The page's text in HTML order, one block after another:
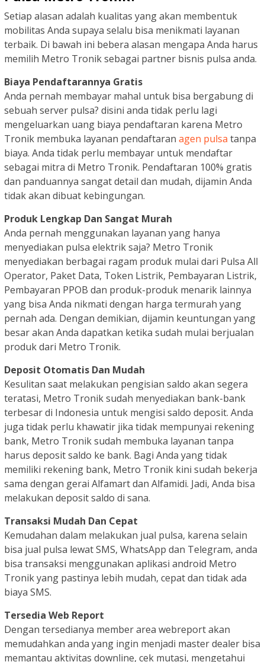
Setiap alasan adalah kualitas yang akan membentuk
mobilitas Anda supaya selalu bisa menikmati layanan
terbaik. Di bawah ini bebera alasan mengapa Anda harus
memilih Metro Tronik sebagai partner bisnis pulsa anda.
Biaya Pendaftarannya Gratis
Anda pernah membayar mahal untuk bisa bergabung di
sebuah server pulsa? disini anda tidak perlu lagi
mengeluarkan uang biaya pendaftaran karena Metro
Tronik membuka layanan pendaftaran agen pulsa tanpa
biaya. Anda tidak perlu membayar untuk mendaftar
sebagai mitra di Metro Tronik. Pendaftaran 100% gratis
dan panduannya sangat detail dan mudah, dijamin Anda
tidak akan dibuat kebingungan.
Produk Lengkap Dan Sangat Murah
Anda pernah menggunakan layanan yang hanya
menyediakan pulsa elektrik saja? Metro Tronik
menyediakan berbagai ragam produk mulai dari Pulsa All
Operator, Paket Data, Token Listrik, Pembayaran Listrik,
Pembayaran PPOB dan produk-produk menarik lainnya
yang bisa Anda nikmati dengan harga termurah yang
pernah ada. Dengan demikian, dijamin keuntungan yang
besar akan Anda dapatkan ketika sudah mulai berjualan
produk dari Metro Tronik.
Deposit Otomatis Dan Mudah
Kesulitan saat melakukan pengisian saldo akan segera
teratasi, Metro Tronik sudah menyediakan bank-bank
terbesar di Indonesia untuk mengisi saldo deposit. Anda
juga tidak perlu khawatir jika tidak mempunyai rekening
bank, Metro Tronik sudah membuka layanan tanpa
harus deposit saldo ke bank. Bagi Anda yang tidak
memiliki rekening bank, Metro Tronik kini sudah bekerja
sama dengan gerai Alfamart dan Alfamidi. Jadi, Anda bisa
melakukan deposit saldo di sana.
Transaksi Mudah Dan Cepat
Kemudahan dalam melakukan jual pulsa, karena selain
bisa jual pulsa lewat SMS, WhatsApp dan Telegram, anda
bisa transaksi menggunakan aplikasi android Metro
Tronik yang pastinya lebih mudah, cepat dan tidak ada
biaya SMS.
Tersedia Web Report
Dengan tersedianya member area webreport akan
memudahkan anda yang ingin menjadi master dealer bisa
memantau aktivitas downline, cek mutasi, mengetahui